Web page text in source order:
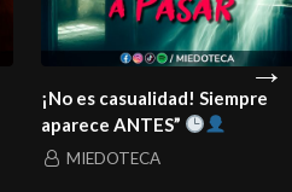
¡No es casualidad! Siempre
aparece ANTES”
MIEDOTECA